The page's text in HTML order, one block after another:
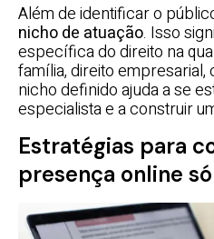
Além de identificar o
nicho de atuação. Isso
específica do direito na
família, direito empresarial,
nicho definido ajuda a se
especialista e a construir
Estratégias para
presença online